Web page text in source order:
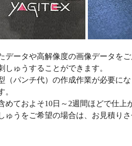
データや高解像度の画像データを
しゅうすることができます。
（パンチ代）の作成作業が必要に
。
めておよそ10日～2週間ほどで仕上
ゅうをご希望の場合は、お見積り